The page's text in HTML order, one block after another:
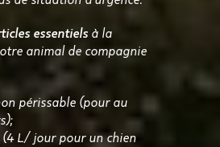
essentiels à la
animal de compagnie
périssable (pour au
(4 L/ jour pour un chien